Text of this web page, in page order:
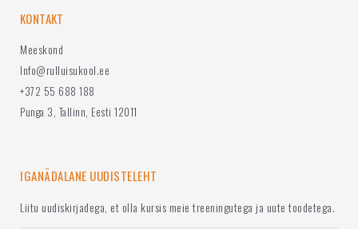
KONTAKT
Meeskond
Info@rulluisukool.ee
+372 55 688 188
Punga 3, Tallinn, Eesti 12011
IGANÄDALANE UUDISTELEHT
Liitu uudiskirjadega, et olla kursis meie treeningutega ja uute toodetega.